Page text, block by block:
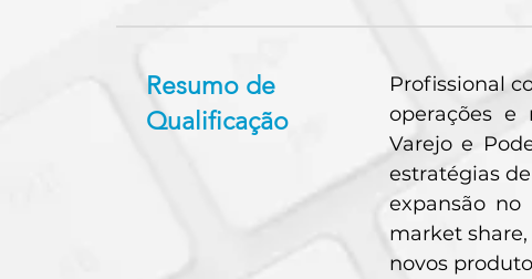
Resumo de
Qualificação
Profissional
operações e
Varejo e
estratégias
expansão
market
novos